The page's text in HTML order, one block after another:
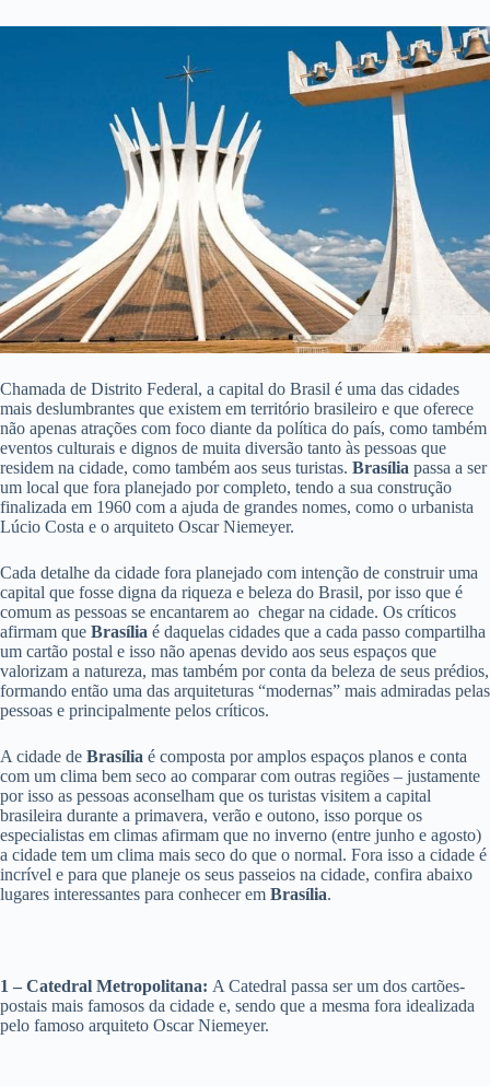
Chamada de Distrito Federal, a capital do Brasil é uma das cidades
mais deslumbrantes que existem em território brasileiro e que oferece
não apenas atrações com foco diante da política do país, como também
eventos culturais e dignos de muita diversão tanto às pessoas que
residem na cidade, como também aos seus turistas. Brasília passa a ser
um local que fora planejado por completo, tendo a sua construção
finalizada em 1960 com a ajuda de grandes nomes, como o urbanista
Lúcio Costa e o arquiteto Oscar Niemeyer.
Cada detalhe da cidade fora planejado com intenção de construir uma
capital que fosse digna da riqueza e beleza do Brasil, por isso que é
comum as pessoas se encantarem ao chegar na cidade. Os críticos
afirmam que Brasília é daquelas cidades que a cada passo compartilha
um cartão postal e isso não apenas devido aos seus espaços que
valorizam a natureza, mas também por conta da beleza de seus prédios,
formando então uma das arquiteturas “modernas” mais admiradas pelas
pessoas e principalmente pelos críticos.
A cidade de Brasília é composta por amplos espaços planos e conta
com um clima bem seco ao comparar com outras regiões – justamente
por isso as pessoas aconselham que os turistas visitem a capital
brasileira durante a primavera, verão e outono, isso porque os
especialistas em climas afirmam que no inverno (entre junho e agosto)
a cidade tem um clima mais seco do que o normal. Fora isso a cidade é
incrível e para que planeje os seus passeios na cidade, confira abaixo
lugares interessantes para conhecer em Brasília.
1 – Catedral Metropolitana: A Catedral passa ser um dos cartões-
postais mais famosos da cidade e, sendo que a mesma fora idealizada
pelo famoso arquiteto Oscar Niemeyer.